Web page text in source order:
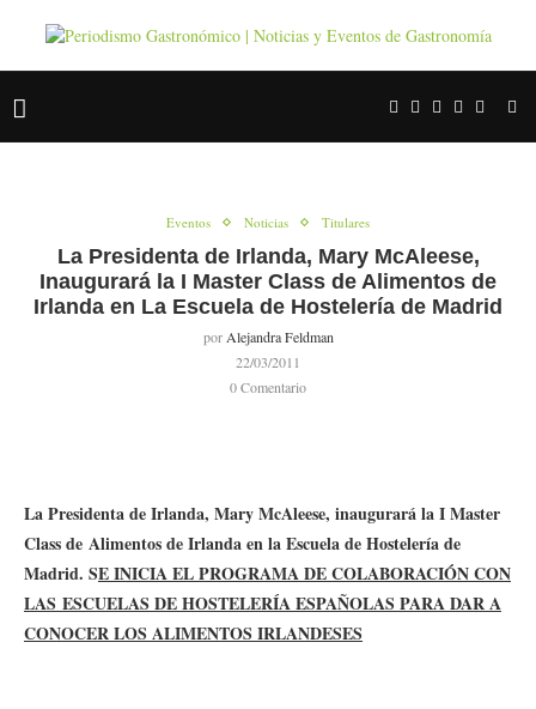
Eventos Noticias Titulares
La Presidenta de Irlanda, Mary McAleese,
Inaugurará la I Master Class de Alimentos de
Irlanda en La Escuela de Hostelería de Madrid
por Alejandra Feldman
22/03/2011
0 Comentario
La Presidenta de Irlanda, Mary McAleese, inaugurará la I Master
Class de Alimentos de Irlanda en la Escuela de Hostelería de
Madrid. SE INICIA EL PROGRAMA DE COLABORACIÓN CON
LAS ESCUELAS DE HOSTELERÍA ESPAÑOLAS PARA DAR A
CONOCER LOS ALIMENTOS IRLANDESES